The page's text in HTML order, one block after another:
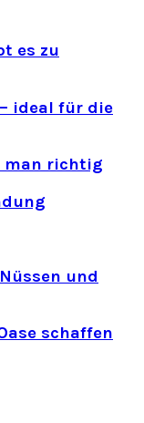
es zu
ideal für die
man richtig
und
schaffen